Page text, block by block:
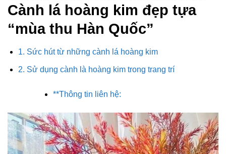
Cành lá hoàng kim đẹp tựa
“mùa thu Hàn Quốc”
1. Sức hút từ những cành lá hoàng kim
2. Sử dụng cành là hoàng kim trong trang trí
**Thông tin liên hệ: